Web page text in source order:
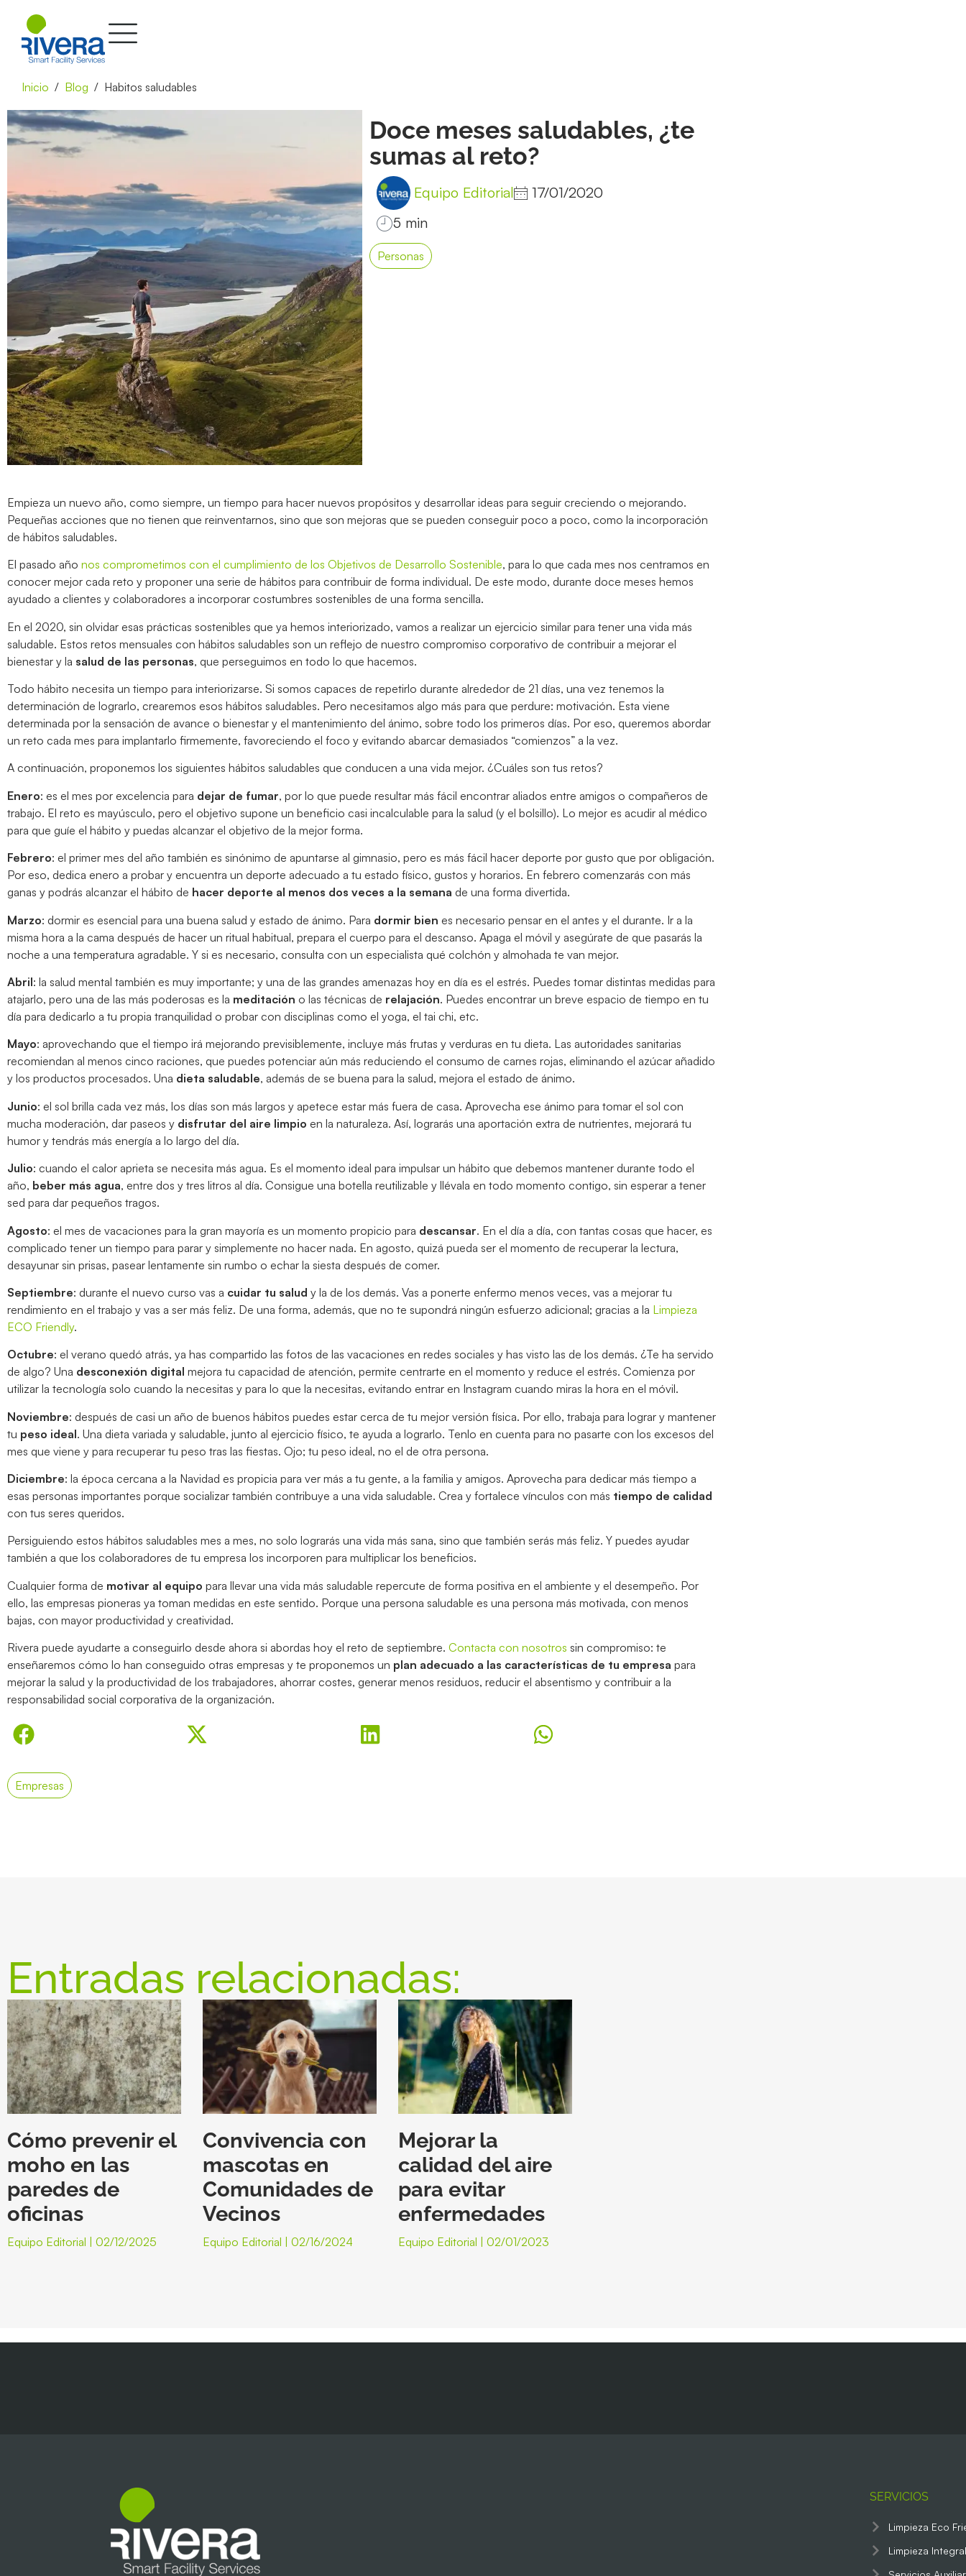
Inicio Blog Habitos saludables
Doce meses saludables, ¿te
sumas al reto?
Equipo Editorial 17/01/2020
Personas
Empieza un nuevo año, como siempre, un tiempo para hacer nuevos propósitos y desarrollar ideas para seguir creciendo o mejorando.
Pequeñas acciones que no tienen que reinventarnos, sino que son mejoras que se pueden conseguir poco a poco, como la incorporación
de hábitos saludables.
El pasado año nos comprometimos con el cumplimiento de los Objetivos de Desarrollo Sostenible, para lo que cada mes nos centramos en
conocer mejor cada reto y proponer una serie de hábitos para contribuir de forma individual. De este modo, durante doce meses hemos
ayudado a clientes y colaboradores a incorporar costumbres sostenibles de una forma sencilla.
En el 2020, sin olvidar esas prácticas sostenibles que ya hemos interiorizado, vamos a realizar un ejercicio similar para tener una vida más
saludable. Estos retos mensuales con hábitos saludables son un reflejo de nuestro compromiso corporativo de contribuir a mejorar el
bienestar y la salud de las personas, que perseguimos en todo lo que hacemos.
Todo hábito necesita un tiempo para interiorizarse. Si somos capaces de repetirlo durante alrededor de 21 días, una vez tenemos la
determinación de lograrlo, crearemos esos hábitos saludables. Pero necesitamos algo más para que perdure: motivación. Esta viene
determinada por la sensación de avance o bienestar y el mantenimiento del ánimo, sobre todo los primeros días. Por eso, queremos abordar
un reto cada mes para implantarlo firmemente, favoreciendo el foco y evitando abarcar demasiados “comienzos” a la vez.
A continuación, proponemos los siguientes hábitos saludables que conducen a una vida mejor. ¿Cuáles son tus retos?
Enero: es el mes por excelencia para dejar de fumar, por lo que puede resultar más fácil encontrar aliados entre amigos o compañeros de
trabajo. El reto es mayúsculo, pero el objetivo supone un beneficio casi incalculable para la salud (y el bolsillo). Lo mejor es acudir al médico
para que guíe el hábito y puedas alcanzar el objetivo de la mejor forma.
Febrero: el primer mes del año también es sinónimo de apuntarse al gimnasio, pero es más fácil hacer deporte por gusto que por obligación.
Por eso, dedica enero a probar y encuentra un deporte adecuado a tu estado físico, gustos y horarios. En febrero comenzarás con más
ganas y podrás alcanzar el hábito de hacer deporte al menos dos veces a la semana de una forma divertida.
Marzo: dormir es esencial para una buena salud y estado de ánimo. Para dormir bien es necesario pensar en el antes y el durante. Ir a la
misma hora a la cama después de hacer un ritual habitual, prepara el cuerpo para el descanso. Apaga el móvil y asegúrate de que pasarás la
noche a una temperatura agradable. Y si es necesario, consulta con un especialista qué colchón y almohada te van mejor.
Abril: la salud mental también es muy importante; y una de las grandes amenazas hoy en día es el estrés. Puedes tomar distintas medidas para
atajarlo, pero una de las más poderosas es la meditación o las técnicas de relajación. Puedes encontrar un breve espacio de tiempo en tu
día para dedicarlo a tu propia tranquilidad o probar con disciplinas como el yoga, el tai chi, etc.
Mayo: aprovechando que el tiempo irá mejorando previsiblemente, incluye más frutas y verduras en tu dieta. Las autoridades sanitarias
recomiendan al menos cinco raciones, que puedes potenciar aún más reduciendo el consumo de carnes rojas, eliminando el azúcar añadido
y los productos procesados. Una dieta saludable, además de se buena para la salud, mejora el estado de ánimo.
Junio: el sol brilla cada vez más, los días son más largos y apetece estar más fuera de casa. Aprovecha ese ánimo para tomar el sol con
mucha moderación, dar paseos y disfrutar del aire limpio en la naturaleza. Así, lograrás una aportación extra de nutrientes, mejorará tu
humor y tendrás más energía a lo largo del día.
Julio: cuando el calor aprieta se necesita más agua. Es el momento ideal para impulsar un hábito que debemos mantener durante todo el
año, beber más agua, entre dos y tres litros al día. Consigue una botella reutilizable y llévala en todo momento contigo, sin esperar a tener
sed para dar pequeños tragos.
Agosto: el mes de vacaciones para la gran mayoría es un momento propicio para descansar. En el día a día, con tantas cosas que hacer, es
complicado tener un tiempo para parar y simplemente no hacer nada. En agosto, quizá pueda ser el momento de recuperar la lectura,
desayunar sin prisas, pasear lentamente sin rumbo o echar la siesta después de comer.
Septiembre: durante el nuevo curso vas a cuidar tu salud y la de los demás. Vas a ponerte enfermo menos veces, vas a mejorar tu
rendimiento en el trabajo y vas a ser más feliz. De una forma, además, que no te supondrá ningún esfuerzo adicional; gracias a la Limpieza
ECO Friendly.
Octubre: el verano quedó atrás, ya has compartido las fotos de las vacaciones en redes sociales y has visto las de los demás. ¿Te ha servido
de algo? Una desconexión digital mejora tu capacidad de atención, permite centrarte en el momento y reduce el estrés. Comienza por
utilizar la tecnología solo cuando la necesitas y para lo que la necesitas, evitando entrar en Instagram cuando miras la hora en el móvil.
Noviembre: después de casi un año de buenos hábitos puedes estar cerca de tu mejor versión física. Por ello, trabaja para lograr y mantener
tu peso ideal. Una dieta variada y saludable, junto al ejercicio físico, te ayuda a lograrlo. Tenlo en cuenta para no pasarte con los excesos del
mes que viene y para recuperar tu peso tras las fiestas. Ojo; tu peso ideal, no el de otra persona.
Diciembre: la época cercana a la Navidad es propicia para ver más a tu gente, a la familia y amigos. Aprovecha para dedicar más tiempo a
esas personas importantes porque socializar también contribuye a una vida saludable. Crea y fortalece vínculos con más tiempo de calidad
con tus seres queridos.
Persiguiendo estos hábitos saludables mes a mes, no solo lograrás una vida más sana, sino que también serás más feliz. Y puedes ayudar
también a que los colaboradores de tu empresa los incorporen para multiplicar los beneficios.
Cualquier forma de motivar al equipo para llevar una vida más saludable repercute de forma positiva en el ambiente y el desempeño. Por
ello, las empresas pioneras ya toman medidas en este sentido. Porque una persona saludable es una persona más motivada, con menos
bajas, con mayor productividad y creatividad.
Rivera puede ayudarte a conseguirlo desde ahora si abordas hoy el reto de septiembre. Contacta con nosotros sin compromiso: te
enseñaremos cómo lo han conseguido otras empresas y te proponemos un plan adecuado a las características de tu empresa para
mejorar la salud y la productividad de los trabajadores, ahorrar costes, generar menos residuos, reducir el absentismo y contribuir a la
responsabilidad social corporativa de la organización.
Empresas
Entradas relacionadas:
Cómo prevenir el
moho en las
paredes de
oficinas
Equipo Editorial 02/12/2025
Convivencia con
mascotas en
Comunidades de
Vecinos
Equipo Editorial 02/16/2024
Mejorar la
calidad del aire
para evitar
enfermedades
Equipo Editorial 02/01/2023
SERVICIOS
Limpieza Eco
Limpieza Integral